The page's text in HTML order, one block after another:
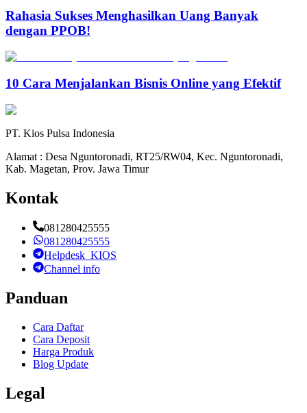
Rahasia Sukses Menghasilkan Uang Banyak
dengan PPOB!
10 Cara Menjalankan Bisnis Online yang Efektif
PT. Kios Pulsa Indonesia
Alamat : Desa Nguntoronadi, RT25/RW04, Kec. Nguntoronadi,
Kab. Magetan, Prov. Jawa Timur
Kontak
081280425555
081280425555
Helpdesk_KIOS
Channel info
Panduan
Cara Daftar
Cara Deposit
Harga Produk
Blog Update
Legal